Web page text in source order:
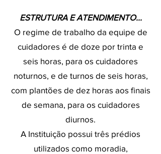
ESTRUTURA E ATENDIMENTO...
O regime de trabalho da equipe de
cuidadores é de doze por trinta e
seis horas, para os cuidadores
noturnos, e de turnos de seis horas,
com plantões de dez horas aos finais
de semana, para os cuidadores
diurnos.
A Instituição possui três prédios
utilizados como moradia,